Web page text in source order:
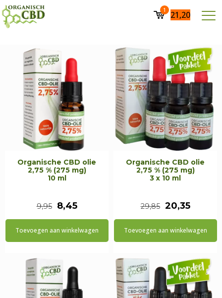
1 21,20
Organische CBD olie
2,75 % (275 mg)
10 ml
9,95
Oorspronkelijke
prijs
8,45Huidige
prijs
Toevoegen aan winkelwagen
Organische CBD olie
2,75 % (275 mg)
3 x 10 ml
29,85
prijs
20,35
prijs
is:
Toevoegen aan winkelwagen